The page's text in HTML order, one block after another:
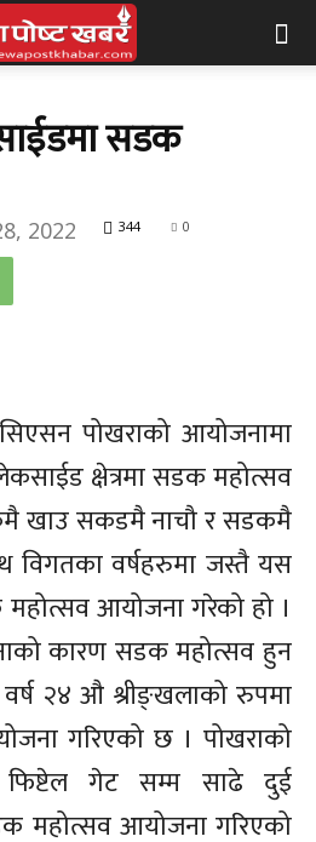
सडक
2022 344 0
पोखराको आयोजनामा
क्षेत्रमा सडक महोत्सव
खाउ सकडमै नाचौ र सडकमै
विगतका वर्षहरुमा जस्तै यस
आयोजना गरेको हो ।
कारण सडक महोत्सव हुन
२४ औ श्रीङ्खलाको रुपमा
गरिएको छ । पोखराको
गेट सम्म साढे दुई
महोत्सव आयोजना गरिएको